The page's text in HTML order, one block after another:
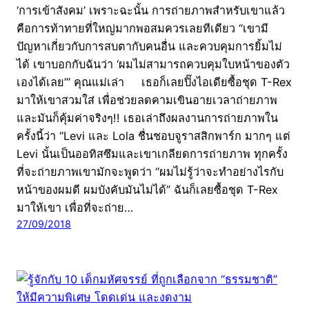
‘การเข้าสังคม’ เพราะฉะนั้น การถ่ายภาพสำหรับเขาแล้ว
คือการท้าทายที่ใหญ่มากพอสมควรเลยทีเดียว “เขามี
ปัญหาเกี่ยวกับการสบตากับคนอื่น และควบคุมการยิ้มไม่
ได้ เขาบอกกับฉันว่า ‘ผมไม่สามารถควบคุมใบหน้าของตัว
เองได้เลย’” คุณแม่เล่า เธอก็เลยปิ๊งไอเดียซื้อชุด T-Rex
มาให้เขาสวมใส่ เพื่อช่วยลดคามเขินอายเวลาถ่ายภาพ
และมันก็คุ้มค่าจริงๆ!! เธอเล่าถึงผลงานการถ่ายภาพใน
ครั้งนี้ว่า “Levi และ Lola ชื่นชอบจูราสสิกพาร์ก มากๆ แต่
Levi นั้นเป็นออทิสซึมและเขาเกลียดการถ่ายภาพ ทุกครั้ง
ที่จะถ่ายภาพเขามักจะพูดว่า “ผมไม่รู้ว่าจะทำอย่างไรกับ
หน้าของผมดี ผมบังคับมันไม่ได้” ฉันก็เลยซื้อชุด T-Rex
มาให้เขา เพื่อที่จะถ่าย…
27/09/2018